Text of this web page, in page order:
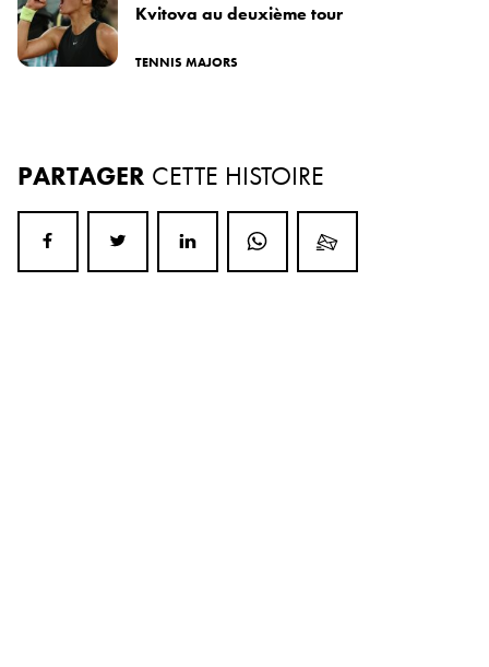
Kvitova au deuxième tour
TENNIS MAJORS
PARTAGER CETTE HISTOIRE